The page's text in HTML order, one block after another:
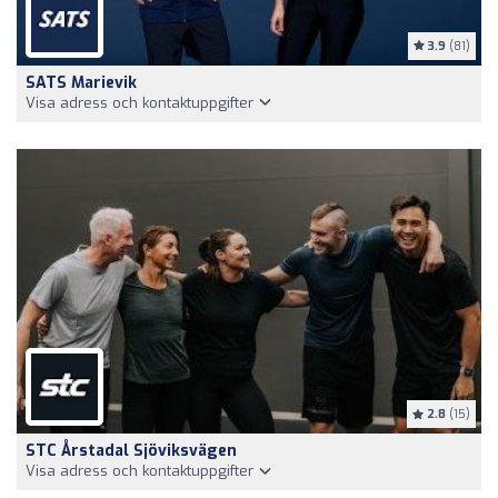
3.9 (81)
SATS Marievik
Visa adress och kontaktuppgifter
2.8 (15)
STC Årstadal Sjöviksvägen
Visa adress och kontaktuppgifter